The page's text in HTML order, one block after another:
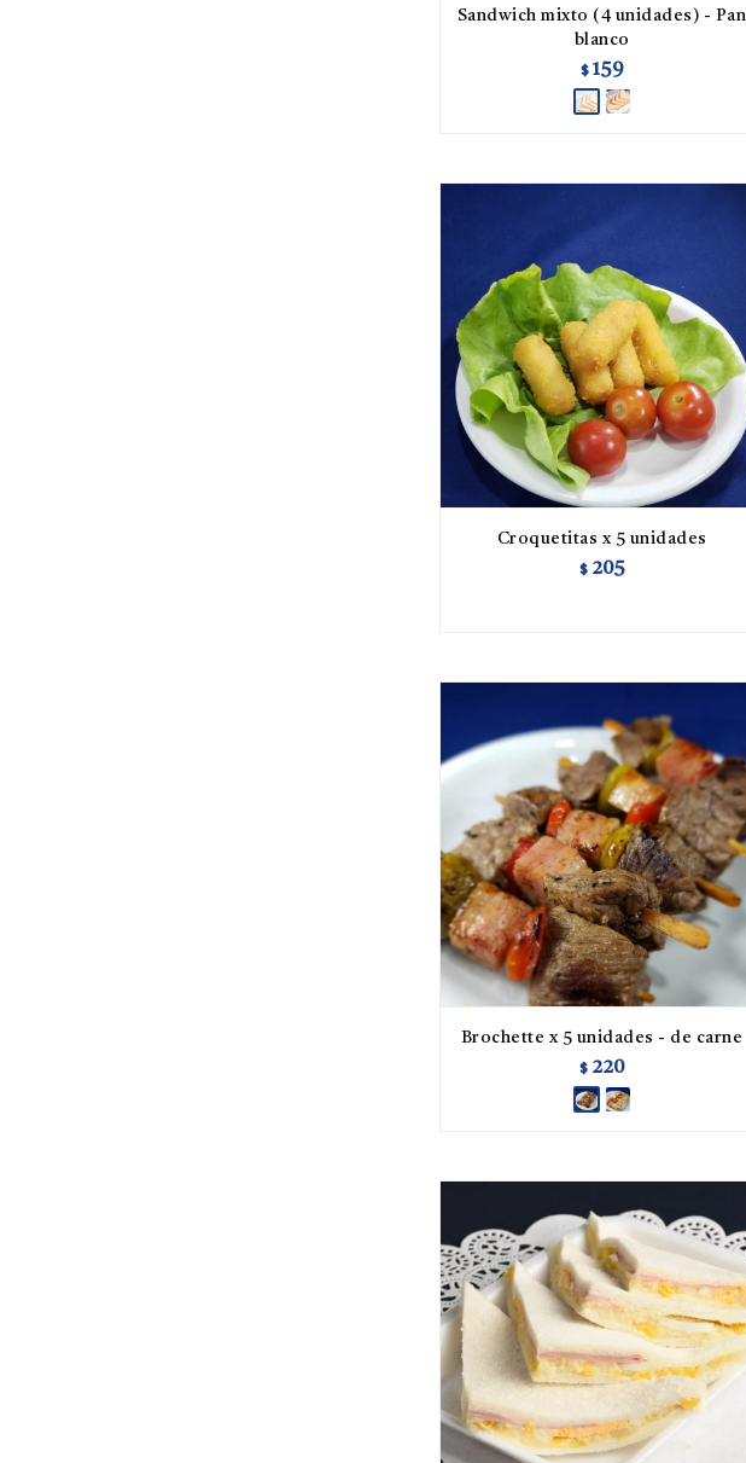
Sandwich mixto (4 unidades) - Pan
blanco
$ 159
Croquetitas x 5 unidades
$ 205
Brochette x 5 unidades - de carne
$ 220